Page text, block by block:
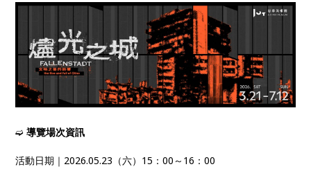
➫導覽場次資訊
活動日期｜2026.05.23（六）15：00～16：00